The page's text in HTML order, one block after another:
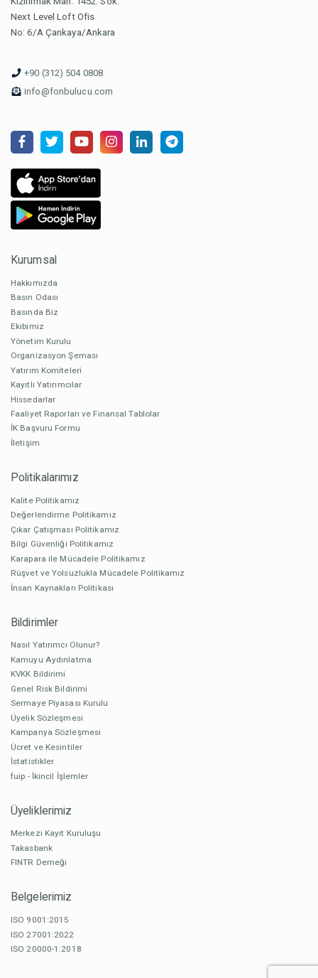
Next Level Loft Ofis
No: 6/A Çankaya/Ankara
+90 (312) 504 0808
info@fonbulucu.com
Kurumsal
Hakkımızda
Basın Odası
Basında Biz
Ekibimiz
Yönetim Kurulu
Organizasyon Şeması
Yatırım Komiteleri
Kayıtlı Yatırımcılar
Hissedarlar
Faaliyet Raporları ve Finansal Tablolar
İK Başvuru Formu
İletişim
Politikalarımız
Kalite Politikamız
Değerlendirme Politikamız
Çıkar Çatışması Politikamız
Bilgi Güvenliği Politikamız
Karapara ile Mücadele Politikamız
Rüşvet ve Yolsuzlukla Mücadele Politikamız
İnsan Kaynakları Politikası
Bildirimler
Nasıl Yatırımcı Olunur?
Kamuyu Aydınlatma
KVKK Bildirimi
Genel Risk Bildirimi
Sermaye Piyasası Kurulu
Üyelik Sözleşmesi
Kampanya Sözleşmesi
Ücret ve Kesintiler
İstatistikler
fuip - İkincil İşlemler
Üyeliklerimiz
Merkezi Kayıt Kuruluşu
Takasbank
FINTR Derneği
Belgelerimiz
ISO 9001:2015
ISO 27001:2022
ISO 20000-1:2018